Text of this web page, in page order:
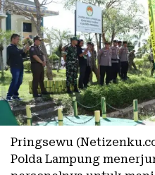
Pringsewu
Polda Lampung